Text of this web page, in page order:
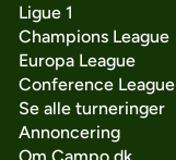
Ligue 1
Champions League
Europa League
Conference League
Se alle turneringer
Annoncering